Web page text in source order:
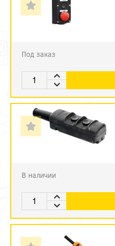
Под заказ
В наличии